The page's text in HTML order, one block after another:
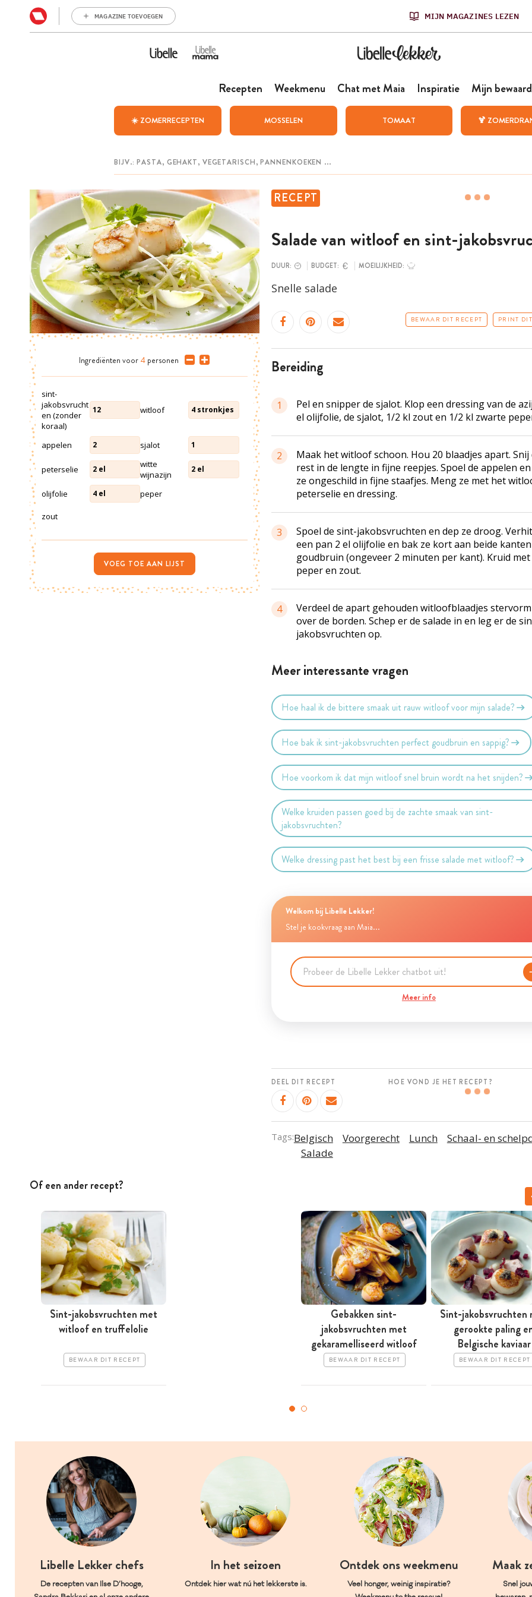
MAGAZINE TOEVOEGEN MIJN MAGAZINES LEZEN
Recepten Weekmenu Chat met Maia Inspiratie Mijn
☀️ ZOMERRECEPTEN MOSSELEN TOMAAT 🍹
RECEPT
Salade van witloof en sint-
DUUR: BUDGET: MOEILIJKHEID:
Snelle salade
BEWAAR DIT RECEPT PRINT
bereiding
1
Pel en snipper de sjalot. Klop een dressing van de
el olijfolie, de sjalot, 1/2 kl zout en 1/2 kl zwarte
2
Maak het witloof schoon. Hou 20 blaadjes apart. Snij
rest in de lengte in fijne reepjes. Spoel de appelen
ze ongeschild in fijne staafjes. Meng ze met het
peterselie en dressing.
3
Spoel de sint-jakobsvruchten en dep ze droog.
een pan 2 el olijfolie en bak ze kort aan beide kanten
goudbruin (ongeveer 2 minuten per kant). Kruid met
peper en zout.
4
Verdeel de apart gehouden witloofblaadjes
over de borden. Schep er de salade in en leg er de
jakobsvruchten op.
Meer interessante vragen
Hoe haal ik de bittere smaak uit rauw witloof voor mijn salade?
Hoe bak ik sint-jakobsvruchten perfect goudbruin en sappig?
Hoe voorkom ik dat mijn witloof snel bruin wordt na het snijden?
Welke kruiden passen goed bij de zachte smaak van sint-
jakobsvruchten?
Welke dressing past het best bij een frisse salade met witloof?
Welkom bij Libelle Lekker!
Stel je kookvraag aan Maia...
Meer info
DEEL DIT RECEPT HOE VOND JE HET RECEPT?
Tags:Belgisch Voorgerecht Lunch
Schaal- en
Salade
Ingrediënten voor 4 personen
sint-
jakobsvrucht
en (zonder
koraal)
12 witloof 4 stronkjes
appelen 2 sjalot 1
peterselie 2 el
witte
wijnazijn
2 el
olijfolie 4 el peper
zout
VOEG TOE AAN LIJST
Of een ander recept?
Sint-jakobsvruchten met
witloof en truffelolie
BEWAAR DIT RECEPT
Gebakken sint-
jakobsvruchten met
gekaramelliseerd witloof
BEWAAR DIT RECEPT
Sint-jakobsvruchten
gerookte paling
Belgische kaviaar
BEWAAR DIT RECEPT
Libelle Lekker chefs
De recepten van Ilse D’hooge,
In het seizoen
Ontdek hier wat nú het lekkerste is.
Ontdek ons weekmenu
Veel honger, weinig inspiratie?
Maak
Snel